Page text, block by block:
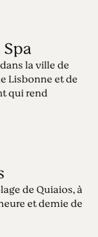
la ville de
Lisbonne et de
qui rend
de Quiaios, à
et demie de